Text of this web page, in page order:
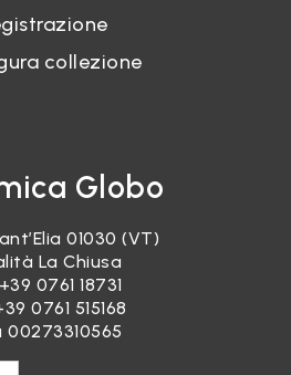
collezione
Globo
01030 (VT)
La Chiusa
+39 0761 18731
0761 515168
00273310565